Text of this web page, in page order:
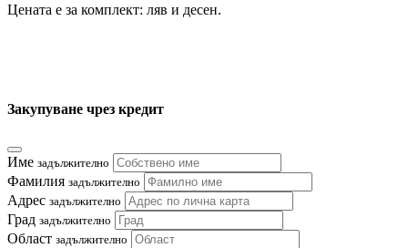
Цената е за комплект: ляв и десен.
Закупуване чрез кредит
Име задължително
Фамилия задължително
Адрес задължително
Град задължително
Област задължително